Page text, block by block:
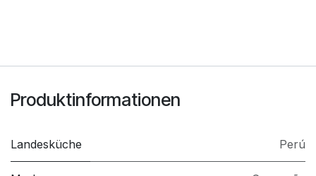
Produktinformationen
Landesküche Perú